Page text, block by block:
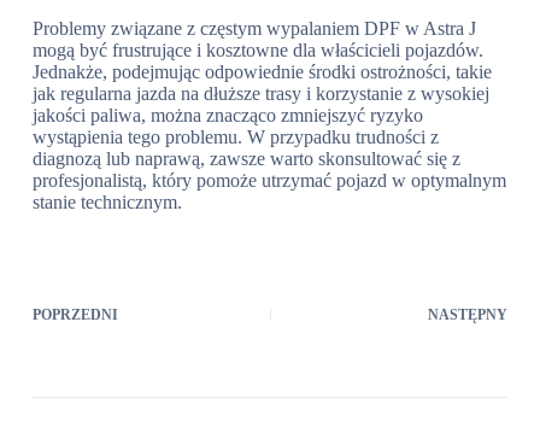
Problemy związane z częstym wypalaniem DPF w Astra J
mogą być frustrujące i kosztowne dla właścicieli pojazdów.
Jednakże, podejmując odpowiednie środki ostrożności, takie
jak regularna jazda na dłuższe trasy i korzystanie z wysokiej
jakości paliwa, można znacząco zmniejszyć ryzyko
wystąpienia tego problemu. W przypadku trudności z
diagnozą lub naprawą, zawsze warto skonsultować się z
profesjonalistą, który pomoże utrzymać pojazd w optymalnym
stanie technicznym.
POPRZEDNI NASTĘPNY